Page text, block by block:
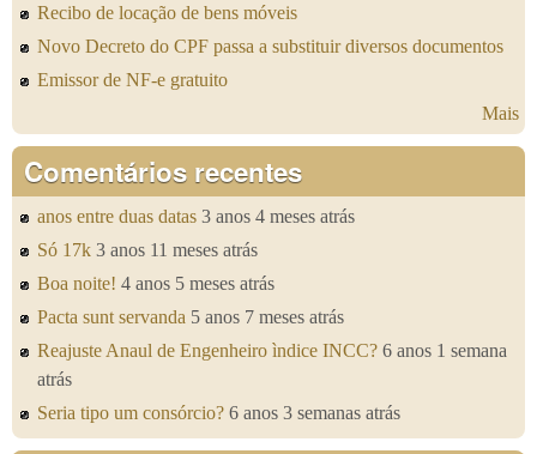
Recibo de locação de bens móveis
Novo Decreto do CPF passa a substituir diversos documentos
Emissor de NF-e gratuito
Mais
Comentários recentes
anos entre duas datas 3 anos 4 meses atrás
Só 17k 3 anos 11 meses atrás
Boa noite! 4 anos 5 meses atrás
Pacta sunt servanda 5 anos 7 meses atrás
Reajuste Anaul de Engenheiro ìndice INCC? 6 anos 1 semana
atrás
Seria tipo um consórcio? 6 anos 3 semanas atrás